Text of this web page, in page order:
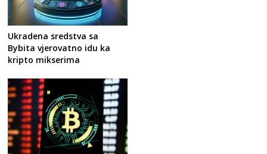
Ukradena sredstva sa
Bybita vjerovatno idu ka
kripto mikserima